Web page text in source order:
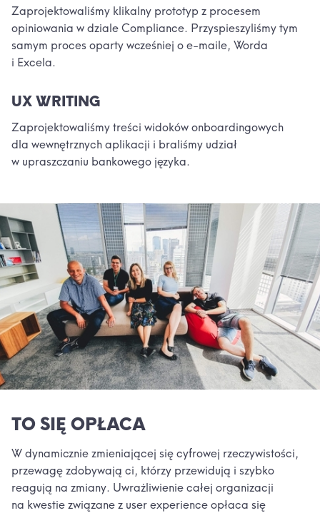
Zaprojektowaliśmy klikalny prototyp z procesem
opiniowania w dziale Compliance. Przyspieszyliśmy tym
samym proces oparty wcześniej o e-maile, Worda
i Excela.
UX WRITING
Zaprojektowaliśmy treści widoków onboardingowych
dla wewnętrznych aplikacji i braliśmy udział
w upraszczaniu bankowego języka.
TO SIĘ OPŁACA
W dynamicznie zmieniającej się cyfrowej rzeczywistości,
przewagę zdobywają ci, którzy przewidują i szybko
reagują na zmiany. Uwrażliwienie całej organizacji
na kwestie związane z user experience opłaca się